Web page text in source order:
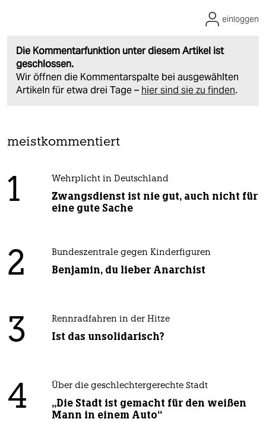
Die Kommentarfunktion unter diesem Artikel ist
geschlossen.
Wir öffnen die Kommentarspalte bei ausgewählten
Artikeln für etwa drei Tage – hier sind sie zu finden.
einloggen
meistkommentiert
1 Wehrplicht in Deutschland
Zwangsdienst ist nie gut, auch nicht für
eine gute Sache
2 Bundeszentrale gegen Kinderfiguren
Benjamin, du lieber Anarchist
3 Rennradfahren in der Hitze
Ist das unsolidarisch?
4 Über die geschlechtergerechte Stadt
„Die Stadt ist gemacht für den weißen
Mann in einem Auto“